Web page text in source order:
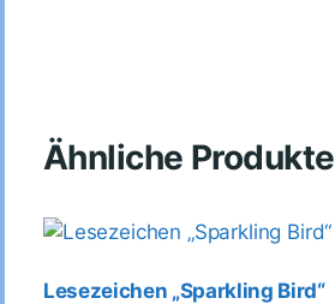
Ähnliche Produkte
Lesezeichen „Sparkling Bird“